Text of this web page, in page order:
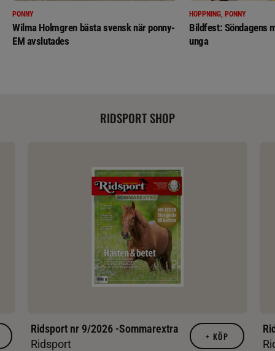
PONNY
Wilma Holmgren bästa svensk när ponny-
EM avslutades
HOPPNING, PONNY
Bildfest: Söndagens
unga
RIDSPORT SHOP
Ridsport nr 9/2026 -Sommarextra
Ridsport
+ KÖP